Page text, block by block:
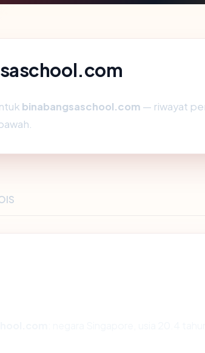
binabangsaschool.com — riwayat